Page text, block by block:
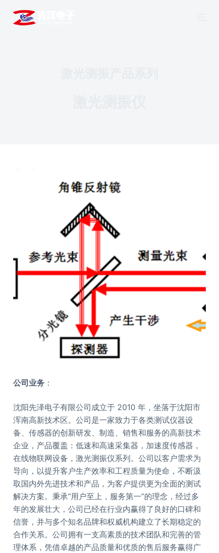
跳
过
公司业务：
沈阳先泽电子有限公司成立于 2010 年，坐落于沈阳市
浑南高新技术区。公司是一家致力于各类测试仪器设
备、传感器的创新研发、制造、销售和服务的高新技术
企业，产品覆盖：低速和高速采集器，加速度传感器，
在线物联网设备，激光测振仪系列。公司以客户需求为
导向，以提升客户生产效率和工程质量为使命，不断汲
取国内外先进技术和产品，为客户提供更为全面的测试
解决方案。秉承“用户至上，服务第一”的理念，经过多
年的发展壮大，公司已经在行业内赢得了良好的口碑和
信誉，并与多个知名品牌和权威机构建立了长期稳定的
合作关系。公司拥有一支高素质的技术团队和完善的管
理体系，凭借卓越的产品质量和优质的售后服务赢得广